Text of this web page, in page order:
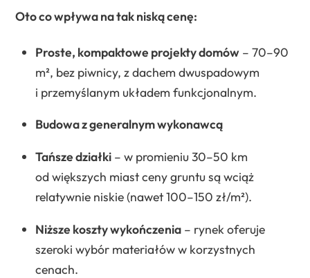
Oto co wpływa na tak niską cenę:
Proste, kompaktowe projekty domów– 70–90
m², bez piwnicy, z dachem dwuspadowym
i przemyślanym układem funkcjonalnym.
Budowa z generalnym wykonawcą
Tańsze działki– w promieniu 30–50 km
od większych miast ceny gruntu są wciąż
relatywnie niskie (nawet 100–150 zł/m²).
Niższe koszty wykończenia– rynek oferuje
szeroki wybór materiałów w korzystnych
cenach.